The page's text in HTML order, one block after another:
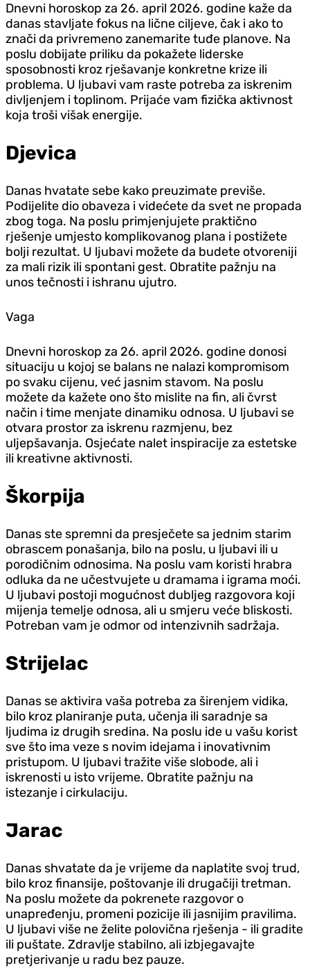
Dnevni horoskop za 26. april 2026. godine kaže da
danas stavljate fokus na lične ciljeve, čak i ako to
znači da privremeno zanemarite tuđe planove. Na
poslu dobijate priliku da pokažete liderske
sposobnosti kroz rješavanje konkretne krize ili
problema. U ljubavi vam raste potreba za iskrenim
divljenjem i toplinom. Prijaće vam fizička aktivnost
koja troši višak energije.
D‌jevica
Danas hvatate sebe kako preuzimate previše.
Podijelite dio obaveza i videćete da svet ne propada
zbog toga. Na poslu primjenjujete praktično
rješenje umjesto komplikovanog plana i postižete
bolji rezultat. U ljubavi možete da budete otvoreniji
za mali rizik ili spontani gest. Obratite pažnju na
unos tečnosti i ishranu ujutro.
Vaga
Dnevni horoskop za 26. april 2026. godine donosi
situaciju u kojoj se balans ne nalazi kompromisom
po svaku cijenu, već jasnim stavom. Na poslu
možete da kažete ono što mislite na fin, ali čvrst
način i time menjate dinamiku odnosa. U ljubavi se
otvara prostor za iskrenu razmjenu, bez
uljepšavanja. Osjećate nalet inspiracije za estetske
ili kreativne aktivnosti.
Škorpija
Danas ste spremni da presječete sa jednim starim
obrascem ponašanja, bilo na poslu, u ljubavi ili u
porodičnim odnosima. Na poslu vam koristi hrabra
odluka da ne učestvujete u dramama i igrama moći.
U ljubavi postoji mogućnost dubljeg razgovora koji
mijenja temelje odnosa, ali u smjeru veće bliskosti.
Potreban vam je odmor od intenzivnih sadržaja.
Strijelac
Danas se aktivira vaša potreba za širenjem vidika,
bilo kroz planiranje puta, učenja ili saradnje sa
ljudima iz drugih sredina. Na poslu ide u vašu korist
sve što ima veze s novim idejama i inovativnim
pristupom. U ljubavi tražite više slobode, ali i
iskrenosti u isto vrijeme. Obratite pažnju na
istezanje i cirkulaciju.
Jarac
Danas shvatate da je vrijeme da naplatite svoj trud,
bilo kroz finansije, poštovanje ili drugačiji tretman.
Na poslu možete da pokrenete razgovor o
unapređenju, promeni pozicije ili jasnijim pravilima.
U ljubavi više ne želite polovična rješenja - ili gradite
ili puštate. Zdravlje stabilno, ali izbjegavajte
pretjerivanje u radu bez pauze.